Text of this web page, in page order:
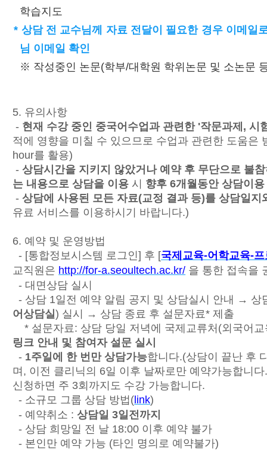
학습지도
* 상담 전 교수님께 자료 전달이 필요한 경우 이메일
님 이메일 확인
※ 작성중인 논문(학부/대학원 학위논문 및 소논문
5. 유의사항
- 현재 수강 중인 중국어수업과 관련한 '작문과제,
적에 영향을 미칠 수 있으므로 수업과 관련한 도움은
hour를 활용)
-상담시간을 지키지 않았거나 예약 후 무단으로 불참
는 내용으로 상담을 이용 시 향후 6개월동안 상담이
-상담에 사용된 모든 자료(교정 결과 등)를 상담일지
유료 서비스를 이용하시기 바랍니다.)
6. 예약 및 운영방법
- [통합정보시스템 로그인] 후 [국제교육-어학교육-
교직원은 http://for-a.seoultech.ac.kr/ 을 통한 접속을
- 대면상담 실시
- 상담 1일전 예약 알림 공지 및 상담실시 안내 → 상
어상담실) 실시 → 상담 종료 후 설문자료* 제출
* 설문자료: 상담 당일 저녁에 국제교류처(외국어
링크 안내 및 참여자 설문 실시
- 1주일에 한 번만 상담가능합니다.(상담이 끝난 후
며, 이전 클리닉의 6일 이후 날짜로만 예약가능합니
신청하면 주 3회까지도 수강 가능합니다.
- 소규모 그룹 상담 방법( link)
- 예약취소 :상담일 3일전까지
- 상담 희망일 전 날 18:00 이후 예약 불가
- 본인만 예약 가능 (타인 명의로 예약불가)